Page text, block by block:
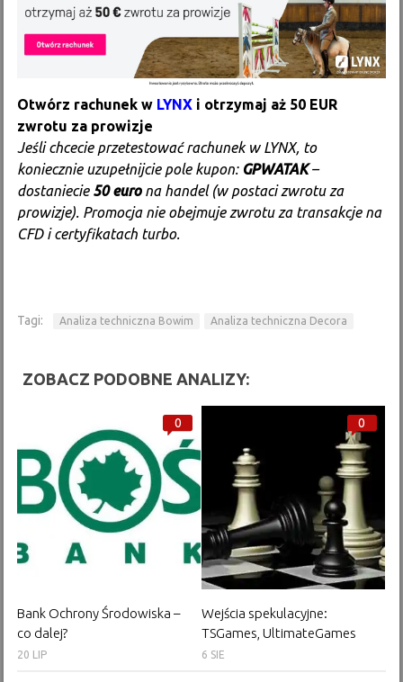
Otwórz rachunek w LYNX i otrzymaj aż 50 EUR
zwrotu za prowizje
Jeśli chcecie przetestować rachunek w LYNX, to
koniecznie uzupełnijcie pole kupon: GPWATAK–
dostaniecie 50 eurona handel (w postaci zwrotu za
prowizje). Promocja nie obejmuje zwrotu za transakcje na
CFD i certyfikatach turbo.
Tagi: Analiza techniczna Bowim Analiza techniczna Decora
ZOBACZ PODOBNE ANALIZY:
0
Bank Ochrony Środowiska –
co dalej?
20 LIP
0
Wejścia spekulacyjne:
TSGames, UltimateGames
6 SIE